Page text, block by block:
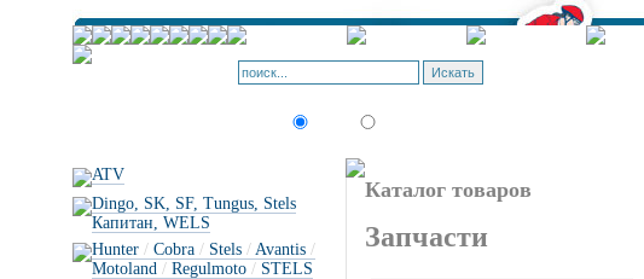
ATV
Dingo, SK, SF, Tungus, Stels
Капитан, WELS
Hunter / Cobra / Stels / Avantis /
Motoland / Regulmoto / STELS
Каталог товаров
Запчасти